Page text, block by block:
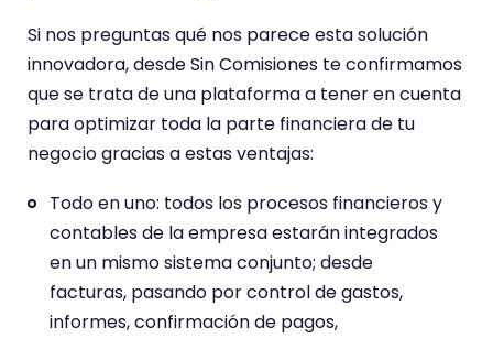
Si nos preguntas qué nos parece esta solución
innovadora, desde Sin Comisiones te confirmamos
que se trata de una plataforma a tener en cuenta
para optimizar toda la parte financiera de tu
negocio gracias a estas ventajas:
Todo en uno: todos los procesos financieros y
contables de la empresa estarán integrados
en un mismo sistema conjunto; desde
facturas, pasando por control de gastos,
informes, confirmación de pagos,